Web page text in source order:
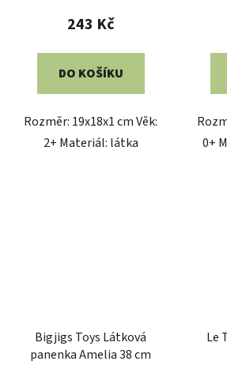
243 Kč
DO KOŠÍKU
Rozměr: 19x18x1 cm Věk:
2+ Materiál: látka
0+
Bigjigs Toys Látková
panenka Amelia 38 cm
Le